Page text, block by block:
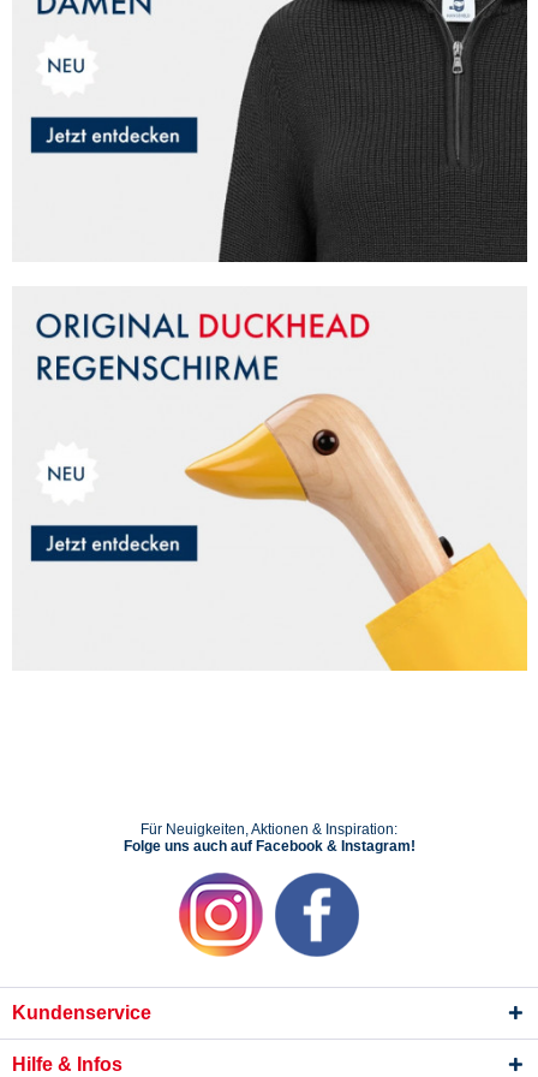
Für Neuigkeiten, Aktionen & Inspiration:
Folge uns auch auf Facebook & Instagram!
Kundenservice
Hilfe & Infos